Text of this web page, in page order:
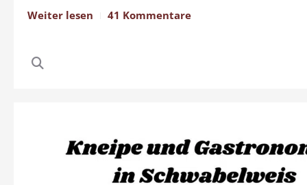
Weiter lesen 41 Kommentare